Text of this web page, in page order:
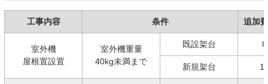
工事内容 条件 追加
室外機
屋根置設置
室外機重量
40kg未満まで
既設架台
新規架台